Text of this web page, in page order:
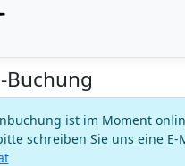
Buchung
ist im Moment
schreiben Sie uns eine E-